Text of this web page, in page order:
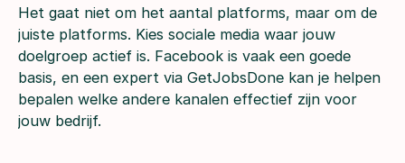
Het gaat niet om het aantal platforms, maar om de
juiste platforms. Kies sociale media waar jouw
doelgroep actief is. Facebook is vaak een goede
basis, en een expert via GetJobsDone kan je helpen
bepalen welke andere kanalen effectief zijn voor
jouw bedrijf.